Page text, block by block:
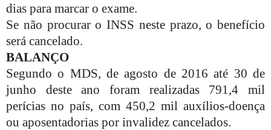
dias para marcar o exame.
Se não procurar o INSS neste prazo, o benefício
será cancelado.
BALANÇO
Segundo o MDS, de agosto de 2016 até 30 de
junho deste ano foram realizadas 791,4 mil
perícias no país, com 450,2 mil auxílios-doença
ou aposentadorias por invalidez cancelados.